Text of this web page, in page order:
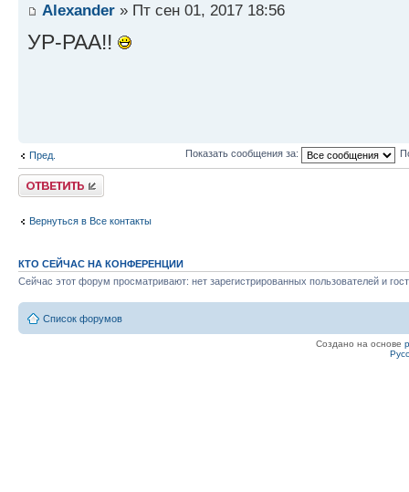
Alexander » Пт сен 01, 2017 18:56
УР-РАА!!
Пред. Показать сообщения за:
Ответить
Вернуться в Все контакты
КТО СЕЙЧАС НА КОНФЕРЕНЦИИ
Сейчас этот форум просматривают: нет зарегистрированных пользователей и
Список форумов
Создано на основе